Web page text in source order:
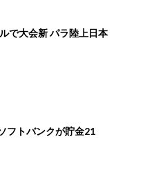
で大会新 パラ陸上日本
フトバンクが貯金21